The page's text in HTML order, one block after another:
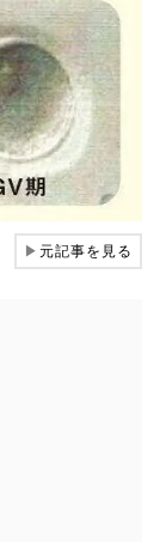
▶元記事を見る